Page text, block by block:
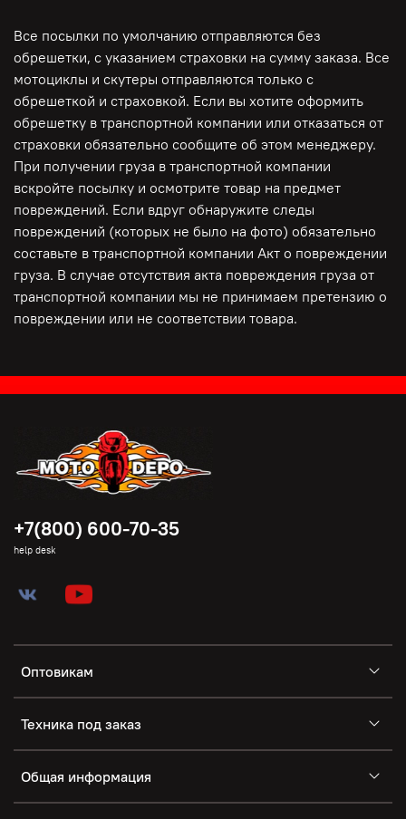
Все посылки по умолчанию отправляются без
обрешетки, с указанием страховки на сумму заказа. Все
мотоциклы и скутеры отправляются только с
обрешеткой и страховкой. Если вы хотите оформить
обрешетку в транспортной компании или отказаться от
страховки обязательно сообщите об этом менеджеру.
При получении груза в транспортной компании
вскройте посылку и осмотрите товар на предмет
повреждений. Если вдруг обнаружите следы
повреждений (которых не было на фото) обязательно
составьте в транспортной компании Акт о повреждении
груза. В случае отсутствия акта повреждения груза от
транспортной компании мы не принимаем претензию о
повреждении или не соответствии товара.
Оптовикам
Техника под заказ
Общая информация
+7(800) 600-70-35
help desk